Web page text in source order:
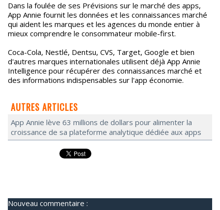
Dans la foulée de ses Prévisions sur le marché des apps,
App Annie fournit les données et les connaissances marché
qui aident les marques et les agences du monde entier à
mieux comprendre le consommateur mobile-first.
Coca-Cola, Nestlé, Dentsu, CVS, Target, Google et bien
d'autres marques internationales utilisent déjà App Annie
Intelligence pour récupérer des connaissances marché et
des informations indispensables sur l'app économie.
AUTRES ARTICLES
App Annie lève 63 millions de dollars pour alimenter la
croissance de sa plateforme analytique dédiée aux apps
Nouveau commentaire :